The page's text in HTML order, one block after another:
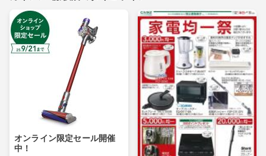
オンライン限定セール開催
中！